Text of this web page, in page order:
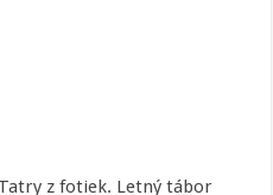
z fotiek. Letný tábor